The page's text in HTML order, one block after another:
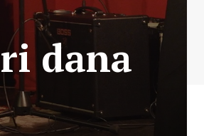
dana